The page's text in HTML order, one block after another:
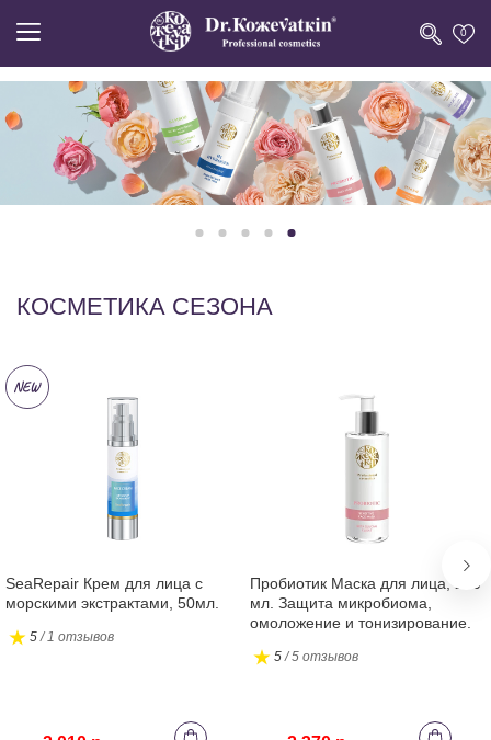
0
КОСМЕТИКА СЕЗОНА
SeaRepair Крем для лица с
морскими экстрактами, 50мл.
5/ 1 отзывов
Пробиотик Маска для лица, 200
мл. Защита микробиома,
омоложение и тонизирование.
5/ 5 отзывов